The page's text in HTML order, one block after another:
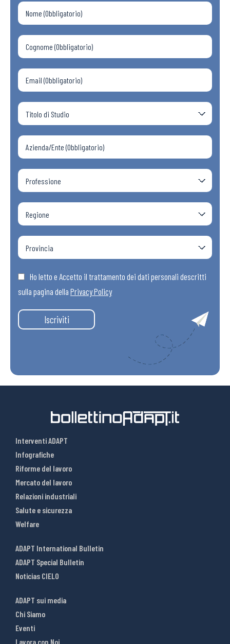
Ho letto e Accetto il trattamento dei dati personali descritti
sulla pagina della Privacy Policy
Iscriviti
Interventi ADAPT
Infografiche
Riforme del lavoro
Mercato del lavoro
Relazioni industriali
Salute e sicurezza
Welfare
ADAPT International Bulletin
ADAPT Special Bulletin
Noticias CIELO
ADAPT sui media
Chi Siamo
Eventi
Lavora con Noi